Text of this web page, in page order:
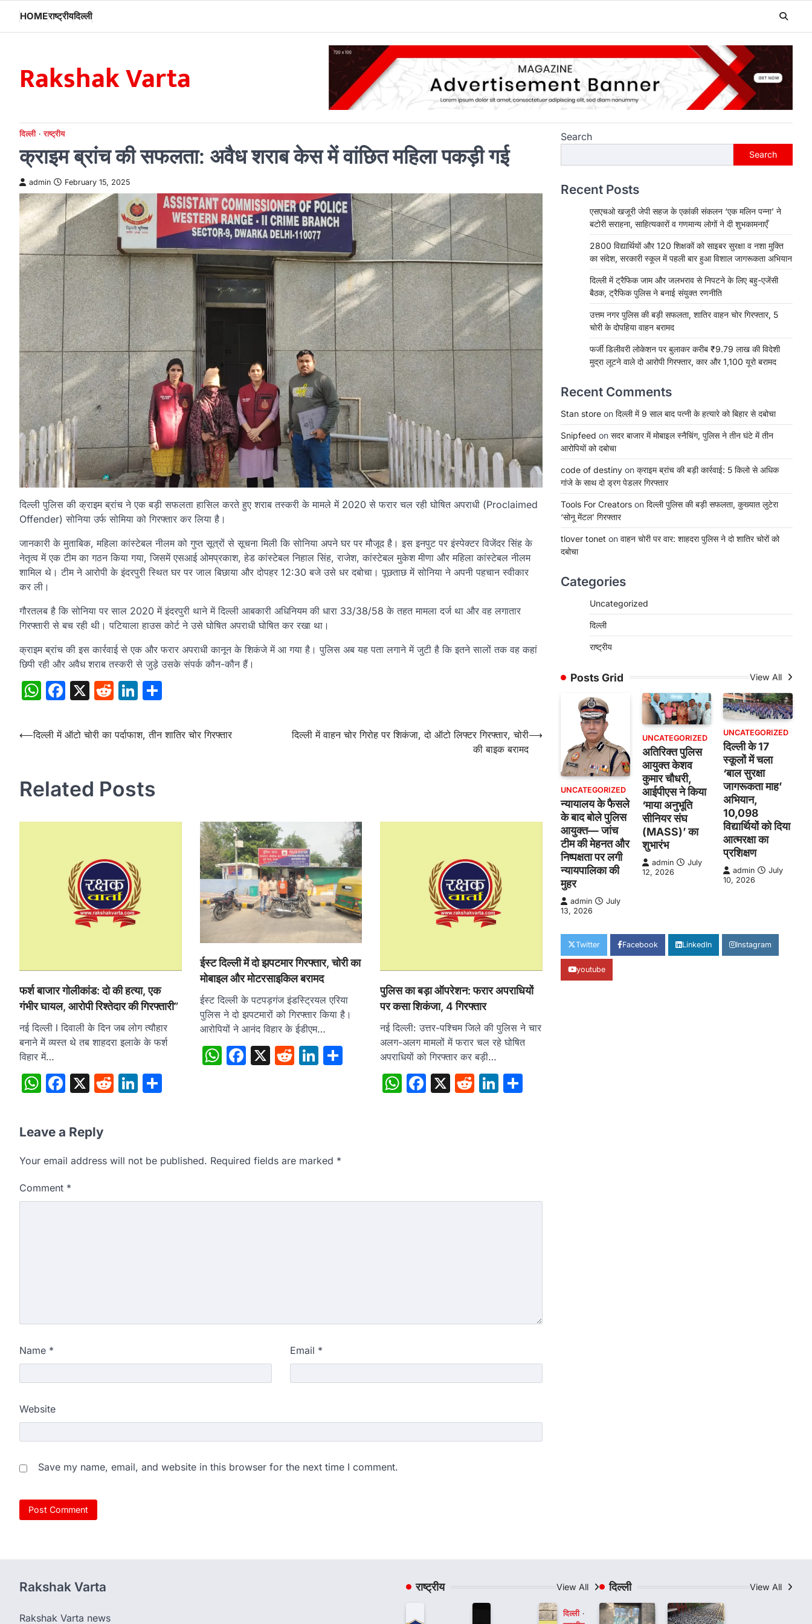
content
HOMEराष्ट्रीयदिल्ली
Rakshak Varta
दिल्ली राष्ट्रीय
क्राइम ब्रांच की सफलता: अवैध शराब केस में वांछित महिला पकड़ी गई
admin February 15, 2025
दिल्ली पुलिस की क्राइम ब्रांच ने एक बड़ी सफलता हासिल करते हुए शराब तस्करी के मामले में 2020 से फरार चल रही घोषित अपराधी (Proclaimed
Offender) सोनिया उर्फ सोमिया को गिरफ्तार कर लिया है।
जानकारी के मुताबिक, महिला कांस्टेबल नीलम को गुप्त सूत्रों से सूचना मिली कि सोनिया अपने घर पर मौजूद है। इस इनपुट पर इंस्पेक्टर विजेंदर सिंह के
नेतृत्व में एक टीम का गठन किया गया, जिसमें एसआई ओमप्रकाश, हेड कांस्टेबल निहाल सिंह, राजेश, कांस्टेबल मुकेश मीणा और महिला कांस्टेबल नीलम
शामिल थे। टीम ने आरोपी के इंदरपुरी स्थित घर पर जाल बिछाया और दोपहर 12:30 बजे उसे धर दबोचा। पूछताछ में सोनिया ने अपनी पहचान स्वीकार
कर ली।
गौरतलब है कि सोनिया पर साल 2020 में इंदरपुरी थाने में दिल्ली आबकारी अधिनियम की धारा 33/38/58 के तहत मामला दर्ज था और वह लगातार
गिरफ्तारी से बच रही थी। पटियाला हाउस कोर्ट ने उसे घोषित अपराधी घोषित कर रखा था।
क्राइम ब्रांच की इस कार्रवाई से एक और फरार अपराधी कानून के शिकंजे में आ गया है। पुलिस अब यह पता लगाने में जुटी है कि इतने सालों तक वह कहां
छिपी रही और अवैध शराब तस्करी से जुड़े उसके संपर्क कौन-कौन हैं।
WhatsApp
Facebook
X RedditLinkedIn
Post
⟵दिल्ली में ऑटो चोरी का पर्दाफाश, तीन शातिर चोर गिरफ्तार
दिल्ली में वाहन चोर गिरोह पर शिकंजा, दो ऑटो लिफ्टर गिरफ्तार, चोरी
की बाइक बरामद
⟶
Related Posts
फर्श बाजार गोलीकांड: दो की हत्या, एक
गंभीर घायल, आरोपी रिश्तेदार की गिरफ्तारी”
नई दिल्ली l दिवाली के दिन जब लोग त्यौहार
बनाने में व्यस्त थे तब शाहदरा इलाके के फर्श
विहार में…
WhatsApp
Facebook
X RedditLinkedIn
ईस्ट दिल्ली में दो झपटमार गिरफ्तार, चोरी का
मोबाइल और मोटरसाइकिल बरामद
ईस्ट दिल्ली के पटपड़गंज इंडस्ट्रियल एरिया
पुलिस ने दो झपटमारों को गिरफ्तार किया है।
आरोपियों ने आनंद विहार के ईडीएम…
WhatsApp
Facebook
X RedditLinkedIn
Share
पुलिस का बड़ा ऑपरेशन: फरार अपराधियों
पर कसा शिकंजा, 4 गिरफ्तार
नई दिल्ली: उत्तर-पश्चिम जिले की पुलिस ने चार
अलग-अलग मामलों में फरार चल रहे घोषित
अपराधियों को गिरफ्तार कर बड़ी…
WhatsApp
Facebook
X RedditLinkedIn
Leave a Reply
Your email address will not be published. Required fields are marked *
Comment *
Name * Email *
Website
Save my name, email, and website in this browser for the next time I comment.
Search
Search
Recent Posts
एसएचओ खजूरी जेपी सहज के एकांकी संकलन ‘एक मलिन पन्ना’ ने
बटोरी सराहना, साहित्यकारों व गणमान्य लोगों ने दी शुभकामनाएँ
2800 विद्यार्थियों और 120 शिक्षकों को साइबर सुरक्षा व नशा मुक्ति
का संदेश, सरकारी स्कूल में पहली बार हुआ विशाल जागरूकता अभियान
दिल्ली में ट्रैफिक जाम और जलभराव से निपटने के लिए बहु-एजेंसी
बैठक, ट्रैफिक पुलिस ने बनाई संयुक्त रणनीति
उत्तम नगर पुलिस की बड़ी सफलता, शातिर वाहन चोर गिरफ्तार, 5
चोरी के दोपहिया वाहन बरामद
फर्जी डिलीवरी लोकेशन पर बुलाकर करीब ₹9.79 लाख की विदेशी
मुद्रा लूटने वाले दो आरोपी गिरफ्तार, कार और 1,100 यूरो बरामद
Recent Comments
Stan store on दिल्ली में 9 साल बाद पत्नी के हत्यारे को बिहार से दबोचा
Snipfeed on सदर बाजार में मोबाइल स्नैचिंग, पुलिस ने तीन घंटे में तीन
आरोपियों को दबोचा
code of destiny on क्राइम ब्रांच की बड़ी कार्रवाई: 5 किलो से अधिक
गांजे के साथ दो ड्रग पेडलर गिरफ्तार
Tools For Creators on दिल्ली पुलिस की बड़ी सफलता, कुख्यात लुटेरा
‘सोनू मेंटल’ गिरफ्तार
tlover tonet on वाहन चोरी पर वार: शाहदरा पुलिस ने दो शातिर चोरों को
दबोचा
Categories
Uncategorized
दिल्ली
राष्ट्रीय
Posts Grid View All
UNCATEGORIZED
न्यायालय के फैसले
के बाद बोले पुलिस
आयुक्त— जांच
टीम की मेहनत और
निष्पक्षता पर लगी
न्यायपालिका की
मुहर
admin
July
13, 2026
UNCATEGORIZED
अतिरिक्त पुलिस
आयुक्त केशव
कुमार चौधरी,
आईपीएस ने किया
‘माया अनुभूति
सीनियर संघ
(MASS)’ का
शुभारंभ
admin
July
12, 2026
UNCATEGORIZED
दिल्ली के 17
स्कूलों में चला
‘बाल सुरक्षा
जागरूकता माह’
अभियान,
10,098
विद्यार्थियों को दिया
आत्मरक्षा का
प्रशिक्षण
admin
July
10, 2026
Twitter Facebook LinkedIn Instagram
youtube
Rakshak Varta
Rakshak Varta news
राष्ट्रीय View All
दिल्ली
दिल्ली View All